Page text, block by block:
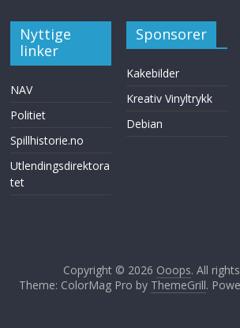
Nyttige
linker
NAV
Politiet
Spillhistorie.no
Utlendingsdirektora
tet
Sponsorer
Kakebilder
Kreativ Vinyltrykk
Debian
Copyright © 2026 Ooops. All
Theme: ColorMag Pro by ThemeGrill.